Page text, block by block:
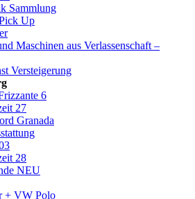
Sammlung
Up
Maschinen aus Verlassenschaft –
Versteigerung
6
27
Granada
28
NEU
+ VW Polo